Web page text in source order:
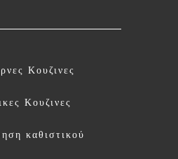
Κουζινες
Κουζινες
καθιστικού